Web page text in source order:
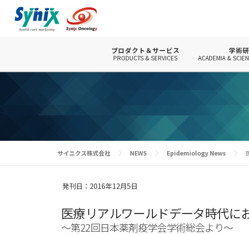
ス
プロダクト＆サービス
PRODUCTS & SERVICES
学術
ACADEMIA &
サイニクス株式会社 NEWS Epidemiology News
発刊日：2016年12月5日
医療リアルワールドデータ時代
～第22回日本薬剤疫学会学術総会より～